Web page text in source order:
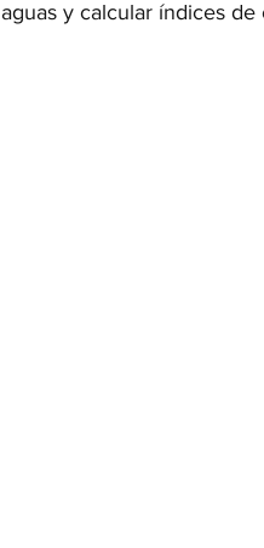
aguas y calcular índices de